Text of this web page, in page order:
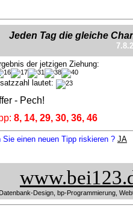
Jeden Tag die gleiche
der jetzigen Ziehung:
lautet:
- Pech!
8, 14, 29, 30, 36, 46
Sie einen neuen Tipp riskieren ? JA
Design, bp-Programmierung,